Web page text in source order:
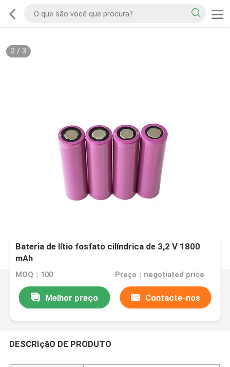
2/ 3
Bateria de lítio fosfato cilíndrica de 3,2 V 1800
mAh
MOQ：100 Preço：negotiated price
Melhor preço Contacte-nos
DESCRIçãO DE PRODUTO